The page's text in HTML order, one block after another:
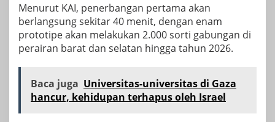
Menurut KAI, penerbangan pertama akan
berlangsung sekitar 40 menit, dengan enam
prototipe akan melakukan 2.000 sorti gabungan di
perairan barat dan selatan hingga tahun 2026.
Baca juga Universitas-universitas di Gaza
hancur, kehidupan terhapus oleh Israel